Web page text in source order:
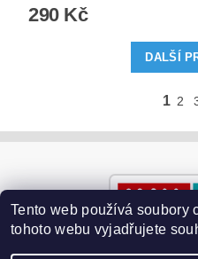
290 Kč
DALŠÍ
1 2
Tento web používá soubory
tohoto webu vyjadřujete